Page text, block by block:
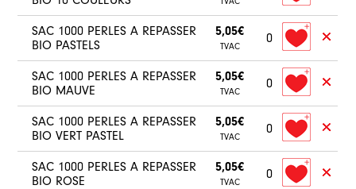
SAC 1000 PERLES A REPASSER
BIO PASTELS
5,05€
TVAC
0
SAC 1000 PERLES A REPASSER
BIO MAUVE
5,05€
TVAC
0
SAC 1000 PERLES A REPASSER
BIO VERT PASTEL
5,05€
TVAC
0
SAC 1000 PERLES A REPASSER
BIO ROSE
5,05€
TVAC
0